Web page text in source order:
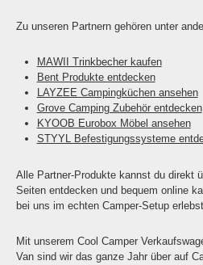
Zu unseren Partnern gehören unter
MAWII Trinkbecher kaufen
Bent Produkte entdecken
LAYZEE Campingküchen ansehen
Grove Camping Zubehör entdecken
KYOOB Eurobox Möbel ansehen
STYYL Befestigungssysteme
Alle Partner-Produkte kannst du direkt
Seiten entdecken und bequem online
bei uns im echten Camper-Setup erlebst.
Mit unserem Cool Camper
Van sind wir das ganze Jahr über auf